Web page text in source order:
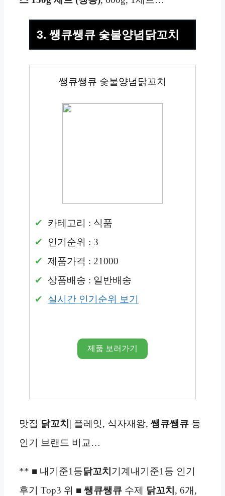
3. 쌩큐쌩큐 숯불양념닭꼬치
쌩큐쌩큐 숯불양념닭꼬치
카테고리 : 식품
인기순위 : 3
제품가격 : 21000
상품배송 : 일반배송
실시간 인기순위 보기
제품 보러가기
맛집 닭꼬치 | 플레잇, 식자재왕, 쌩큐쌩큐 등
인기 브랜드 비교…
** ■ 내기준1등닭꼬치 기계내기준1등 인기
후기 Top3 위 ■ 쌩큐쌩큐 수제 닭꼬치 , 6개,